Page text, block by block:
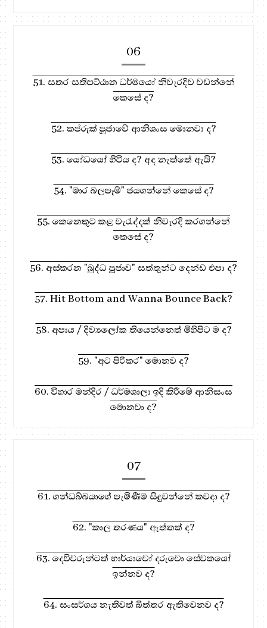
06
51. සතර සතිපට්ඨාන ධර්මයෝ නිවැරදිව වඩන්නේ
කෙසේ ද?
52. කප්රුක් පූජාවේ ආනිශංස මොනවා ද?
53. යෝධයෝ හිටිය ද? අද නැත්තේ ඇයි?
54. "මාර බලපෑම්" ජයගන්නේ කෙසේ ද?
55. කෙනෙකුට කළ වැරැද්දක් නිවැරදි කරගන්නේ
කෙසේ ද?
56. අස්කරන "බුද්ධ පූජාව" සත්තුන්ට දෙන්ඩ එපා ද?
57. Hit Bottom and Wanna Bounce Back?
58. අපාය / දිව්‍යලෝක තියෙන්නෙත් මිහිපිට ම ද?
59. "අට පිරිකර" මොනව ද?
60. විහාර මන්දිර / ධර්මශාලා ඉදි කිරීමේ ආනිසංස
මොනවා ද?
07
61. ගන්ධබ්බයාගේ පැමිණීම සිදුවන්නේ කවදා ද?
62. "කාල තරණය" ඇත්තක් ද?
63. දෙවිවරුන්ටත් භාර්යාවෝ දරුවො සේවකයෝ
ඉන්නව ද?
64. සංසර්ගය නැතිවත් බිත්තර ඇතිවෙනව ද?